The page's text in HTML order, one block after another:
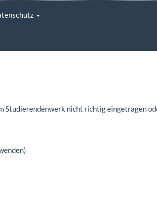
Studierendenwerk nicht richtig eingetragen